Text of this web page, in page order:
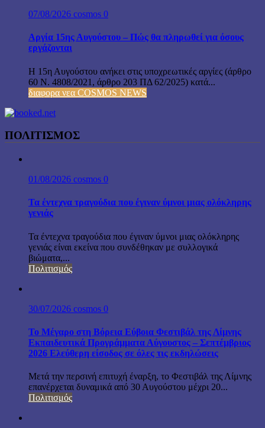
07/08/2026 cosmos 0
Αργία 15ης Αυγούστου – Πώς θα πληρωθεί για όσους
εργάζονται
Η 15η Αυγούστου ανήκει στις υποχρεωτικές αργίες (άρθρο
60 Ν. 4808/2021, άρθρο 203 ΠΔ 62/2025) κατά...
διαφορα νεα COSMOS NEWS
ΠΟΛΙΤΙΣΜΟΣ
01/08/2026 cosmos 0
Τα έντεχνα τραγούδια που έγιναν ύμνοι μιας ολόκληρης
γενιάς
Τα έντεχνα τραγούδια που έγιναν ύμνοι μιας ολόκληρης
γενιάς είναι εκείνα που συνδέθηκαν με συλλογικά
βιώματα,...
Πολιτισμός
30/07/2026 cosmos 0
Το Μέγαρο στη Βόρεια Εύβοια Φεστιβάλ της Λίμνης
Εκπαιδευτικά Προγράμματα Αύγουστος – Σεπτέμβριος
2026 Ελεύθερη είσοδος σε όλες τις εκδηλώσεις
Μετά την περσινή επιτυχή έναρξη, το Φεστιβάλ της Λίμνης
επανέρχεται δυναμικά από 30 Αυγούστου μέχρι 20...
Πολιτισμός